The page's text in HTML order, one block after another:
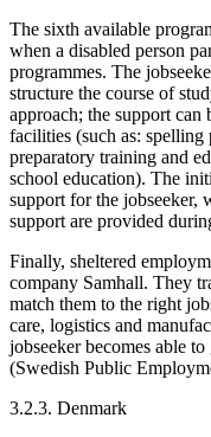
The sixth available
when a disabled person
programmes. The
structure the course of
approach; the support can
facilities (such as: spelling
preparatory training and
school education). The
support for the jobseeker,
support are provided
Finally, sheltered
company Samhall. They
match them to the right
care, logistics and
jobseeker becomes able
(Swedish Public
3.2.3. Denmark